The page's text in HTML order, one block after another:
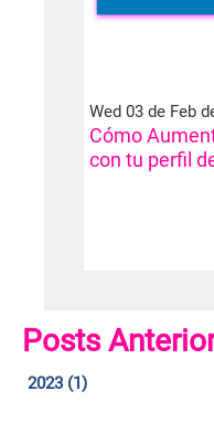
Wed 03 de Feb
Cómo
con tu perfil
Posts
2023 (1)